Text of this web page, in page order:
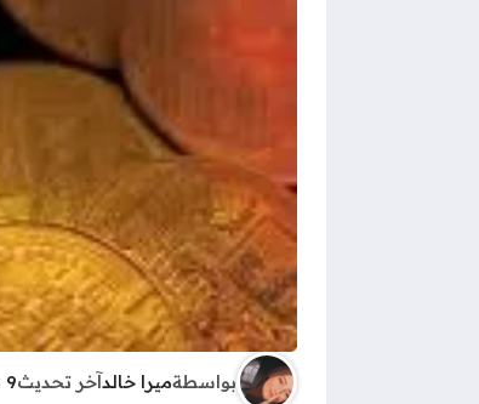
بواسطةميرا خالدآخر تحديث9 سبتمبر 2025 - 7:13ص